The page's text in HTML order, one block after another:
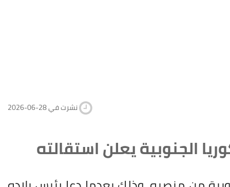
2026-06-28 نشرت في
الجنوبية يعلن استقالته